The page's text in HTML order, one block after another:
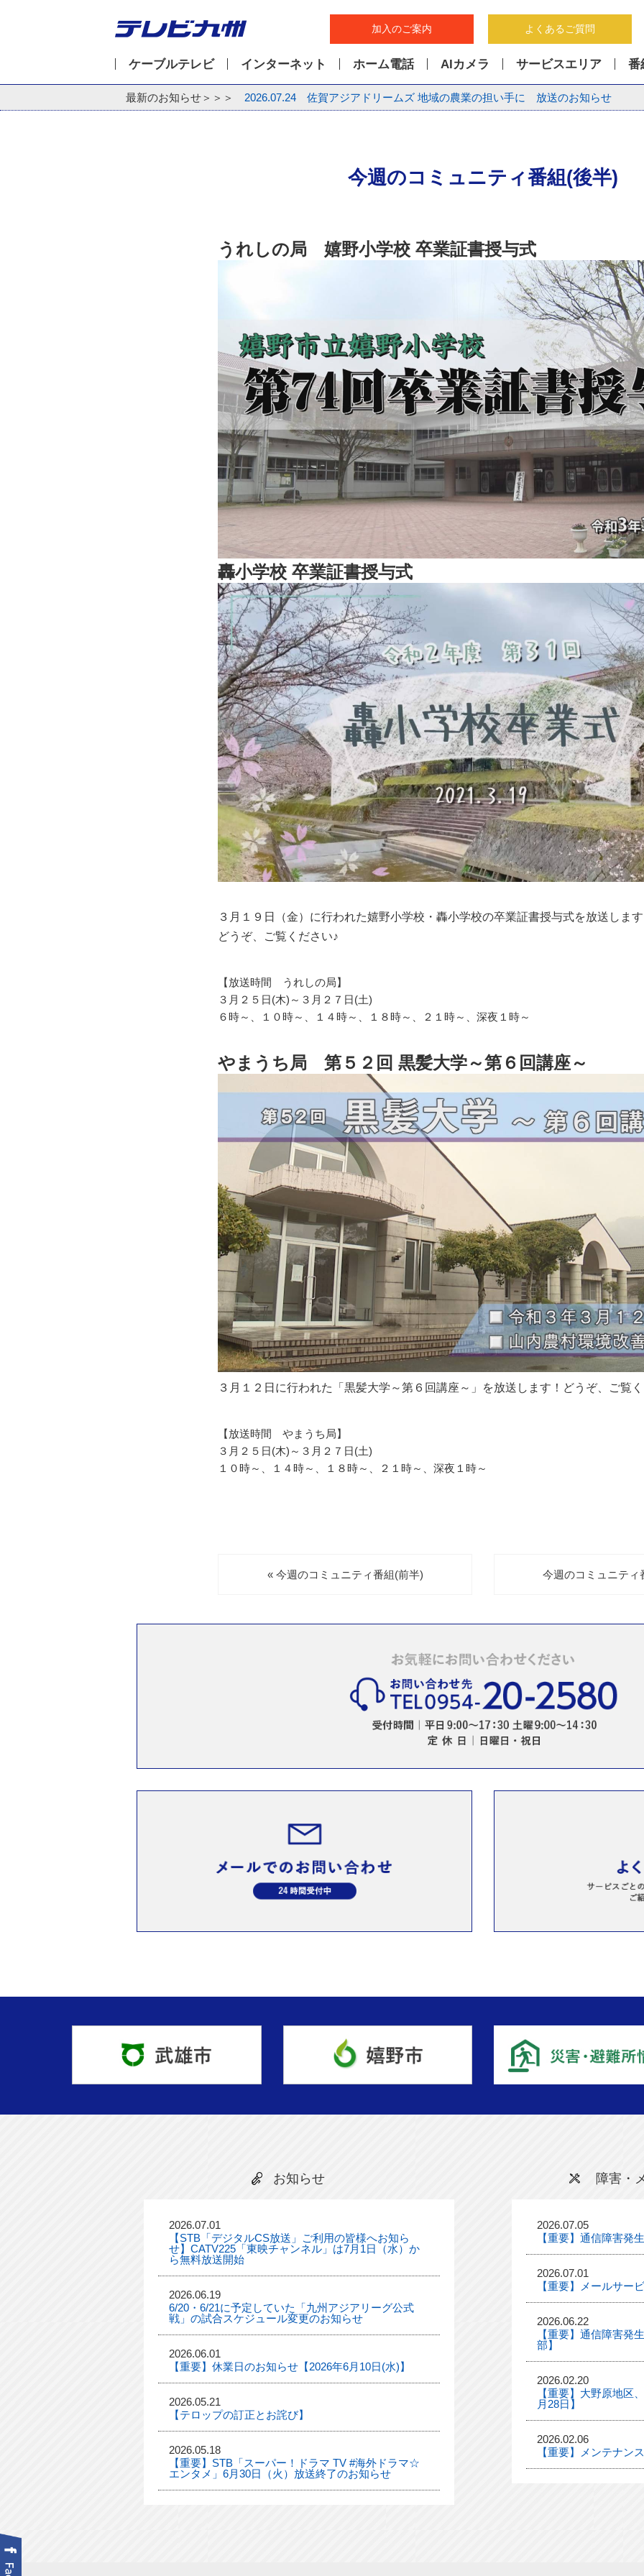
加入のご案内 よくあるご質問
ケーブルテレビ インターネット ホーム電話 AIカメラ サービスエリア 番
最新のお知らせ＞＞＞ 2026.07.24 佐賀アジアドリームズ 地域の農業の担い手に 放送のお知らせ
今週のコミュニティ番組(後半)
うれしの局 嬉野小学校 卒業証書授与式
轟小学校 卒業証書授与式
３月１９日（金）に行われた嬉野小学校・轟小学校の卒業証書授与式を放送しま
どうぞ、
ご覧ください♪
【放送時間 うれしの局】
３月２５日(木)～３月２７日(土)
６時～、１０時～、１４時～、１８時～、２１時～、深夜１時～
やまうち局 第５２回 黒髪大学～第６回講座～
３月１２日に行われた「黒髪大学～第６回講座～」 を放送します！どうぞ、 ご覧
【放送時間 やまうち局】
３月２５日(木)～３月２７日(土)
１０時～、１４時～、１８時～、２１時～、深夜１時～
« 今週のコミュニティ番組(前半) 今週のコミュニティ
お知らせ
2026.07.01
【STB「デジタルCS放送」ご利用の皆様へお知ら
せ】CATV225「東映チャンネル」は7月1日（水）か
ら無料放送開始
2026.06.19
6/20・6/21に予定していた「九州アジアリーグ公式
戦」の試合スケジュール変更のお知らせ
2026.06.01
【重要】休業日のお知らせ【2026年6月10日(水)】
2026.05.21
【テロップの訂正とお詫び】
2026.05.18
【重要】STB「スーパー！ドラマ TV #海外ドラマ☆
エンタメ」6月30日（火）放送終了のお知らせ
障害・
2026.07.05
【重要】通信障害発
2026.07.01
【重要】メールサー
2026.06.22
【重要】通信障害発
部】
2026.02.20
【重要】大野原地区
月28日】
2026.02.06
【重要】メンテナン